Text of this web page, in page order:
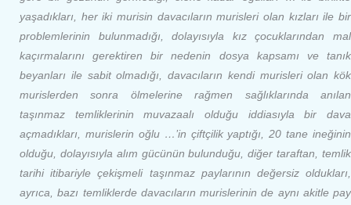
yaşadıkları, her iki murisin davacıların murisleri olan kızları ile bir
problemlerinin bulunmadığı, dolayısıyla kız çocuklarından mal
kaçırmalarını gerektiren bir nedenin dosya kapsamı ve tanık
beyanları ile sabit olmadığı, davacıların kendi murisleri olan kök
murislerden sonra ölmelerine rağmen sağlıklarında anılan
taşınmaz temliklerinin muvazaalı olduğu iddiasıyla bir dava
açmadıkları, murislerin oğlu …’in çiftçilik yaptığı, 20 tane ineğinin
olduğu, dolayısıyla alım gücünün bulunduğu, diğer taraftan, temlik
tarihi itibariyle çekişmeli taşınmaz paylarının değersiz oldukları,
ayrıca, bazı temliklerde davacıların murislerinin de aynı akitle pay